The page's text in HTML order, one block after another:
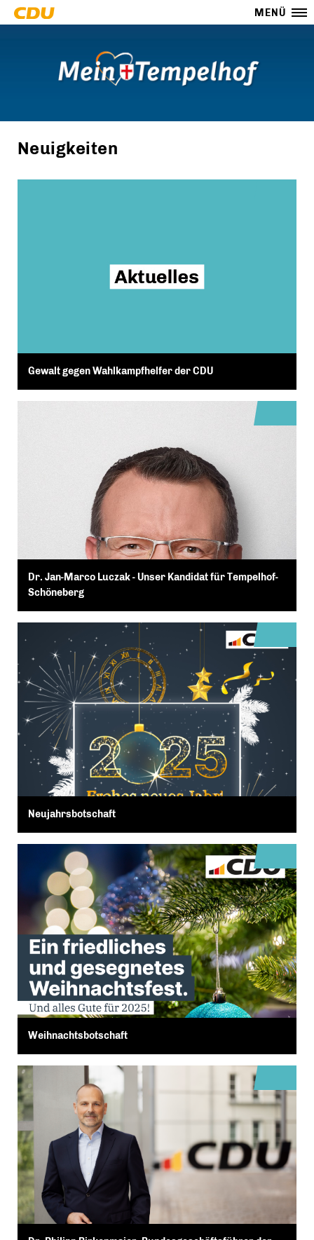
MENÜ
Neuigkeiten
Gewalt gegen Wahlkampfhelfer der CDU
Dr. Jan-Marco Luczak - Unser Kandidat für Tempelhof-
Schöneberg
Neujahrsbotschaft
Weihnachtsbotschaft